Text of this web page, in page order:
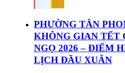
PHƯỜNG TÂN
KHÔNG GIAN TẾT
NGỌ 2026 – ĐIỂM
LỊCH ĐẦU XUÂN